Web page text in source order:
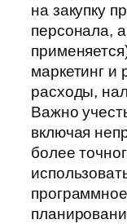
на закупку
персонала,
маркетинг и
расходы,
Важно
включая
более